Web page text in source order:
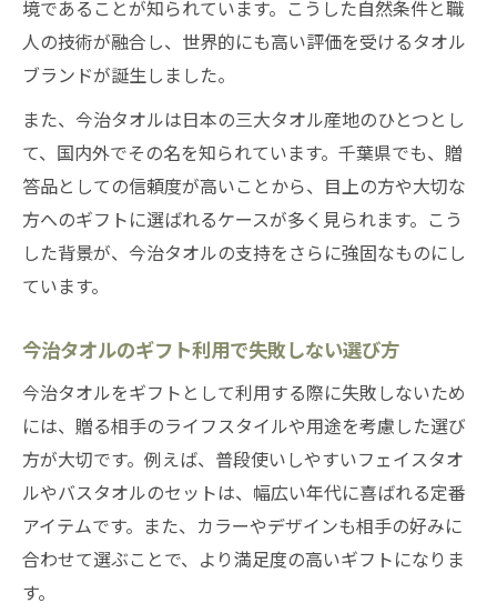
境であることが知られています。こうした自然条件と職
人の技術が融合し、世界的にも高い評価を受けるタオル
ブランドが誕生しました。
また、今治タオルは日本の三大タオル産地のひとつとし
て、国内外でその名を知られています。千葉県でも、贈
答品としての信頼度が高いことから、目上の方や大切な
方へのギフトに選ばれるケースが多く見られます。こう
した背景が、今治タオルの支持をさらに強固なものにし
ています。
今治タオルのギフト利用で失敗しない選び方
今治タオルをギフトとして利用する際に失敗しないため
には、贈る相手のライフスタイルや用途を考慮した選び
方が大切です。例えば、普段使いしやすいフェイスタオ
ルやバスタオルのセットは、幅広い年代に喜ばれる定番
アイテムです。また、カラーやデザインも相手の好みに
合わせて選ぶことで、より満足度の高いギフトになりま
す。